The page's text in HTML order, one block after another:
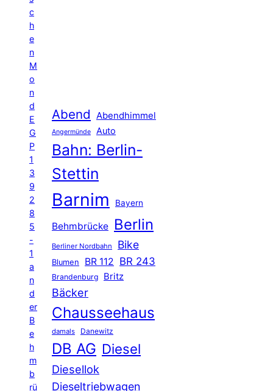
c
h
e
n
M
o
n
d
E
G
P
1
3
9
2
8
5
-
1
a
n
d
er
B
e
h
m
b
rü
Abend Abendhimmel
Angermünde Auto
Bahn: Berlin-
Stettin
Barnim Bayern
Behmbrücke Berlin
Berliner Nordbahn Bike
Blumen BR 112 BR 243
Brandenburg Britz
Bäcker
Chausseehaus
damals Danewitz
DB AG Diesel
Diesellok
Dieseltriebwagen